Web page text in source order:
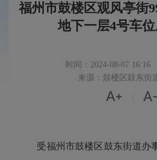
福州市鼓楼区观风亭街
地下一层4号车
时间：2024-08-07 16:16
来源：鼓楼区鼓东街

受福州市鼓楼区鼓东街道办事